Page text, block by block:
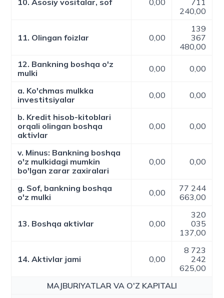
10. Asosiy vositalar, sof 0,00
711
240,00
11. Olingan foizlar 0,00
139
367
480,00
12. Bankning boshqa o'z
mulki
0,00 0,00
a. Ko'chmas mulkka
investitsiyalar
0,00 0,00
b. Kredit hisob-kitoblari
orqali olingan boshqa
aktivlar
0,00 0,00
v. Minus: Bankning boshqa
o'z mulkidagi mumkin
bo'lgan zarar zaxiralari
0,00 0,00
g. Sof, bankning boshqa
o'z mulki
0,00
77 244
663,00
13. Boshqa aktivlar 0,00
320
035
137,00
14. Aktivlar jami 0,00
8 723
242
625,00
MAJBURIYATLAR VA O'Z KAPITALI